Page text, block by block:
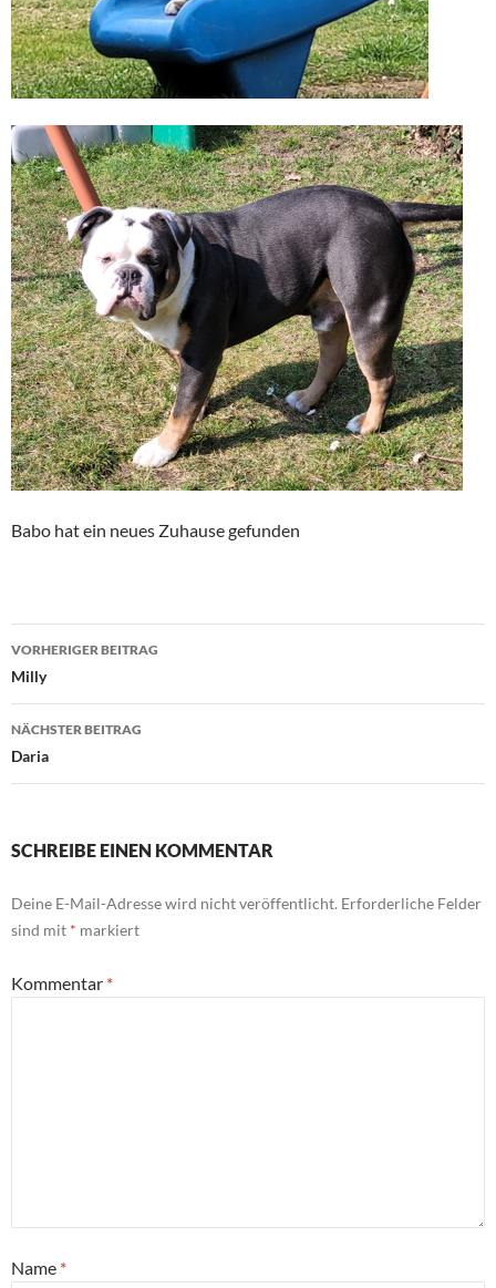
Babo hat ein neues Zuhause gefunden
Beitragsnavigation
VORHERIGER BEITRAG
Milly
NÄCHSTER BEITRAG
Daria
SCHREIBE EINEN KOMMENTAR
Deine E-Mail-Adresse wird nicht veröffentlicht. Erforderliche Felder
sind mit * markiert
Kommentar *
Name *